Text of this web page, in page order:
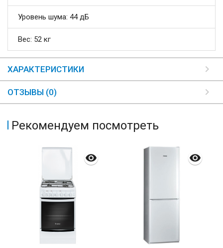
Уровень шума: 44 дБ
Вес: 52 кг
ХАРАКТЕРИСТИКИ
ОТЗЫВЫ (0)
Рекомендуем посмотреть